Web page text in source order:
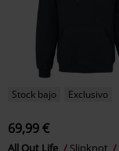
Stock bajo Exclusivo
69,99 €
All Out Life Slipknot